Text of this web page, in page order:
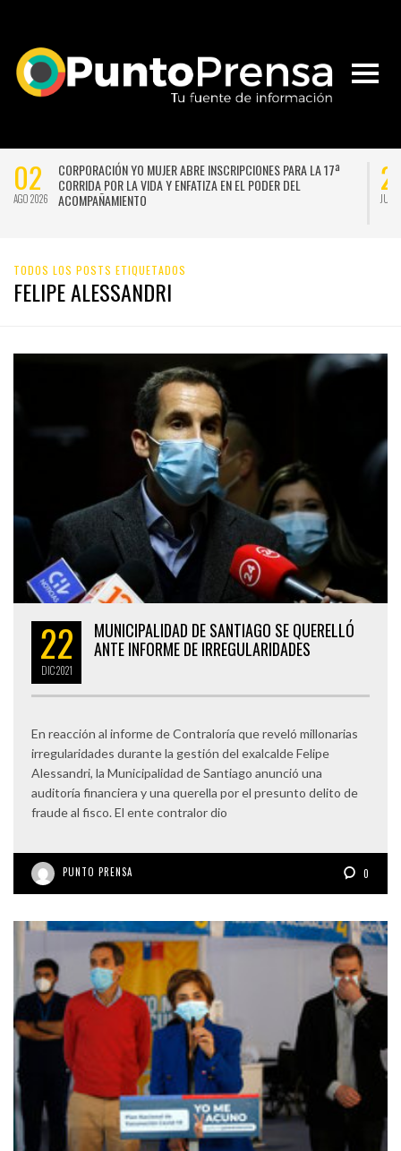
02
AGO 2026
CORPORACIÓN YO MUJER ABRE INSCRIPCIONES PARA LA 17ª
CORRIDA POR LA VIDA Y ENFATIZA EN EL PODER DEL
ACOMPAÑAMIENTO
JUL
TODOS LOS POSTS ETIQUETADOS
FELIPE ALESSANDRI
22
DIC2021
MUNICIPALIDAD DE SANTIAGO SE QUERELLÓ
ANTE INFORME DE IRREGULARIDADES
En reacción al informe de Contraloría que reveló millonarias
irregularidades durante la gestión del exalcalde Felipe
Alessandri, la Municipalidad de Santiago anunció una
auditoría financiera y una querella por el presunto delito de
fraude al fisco. El ente contralor dio
PUNTO PRENSA 0